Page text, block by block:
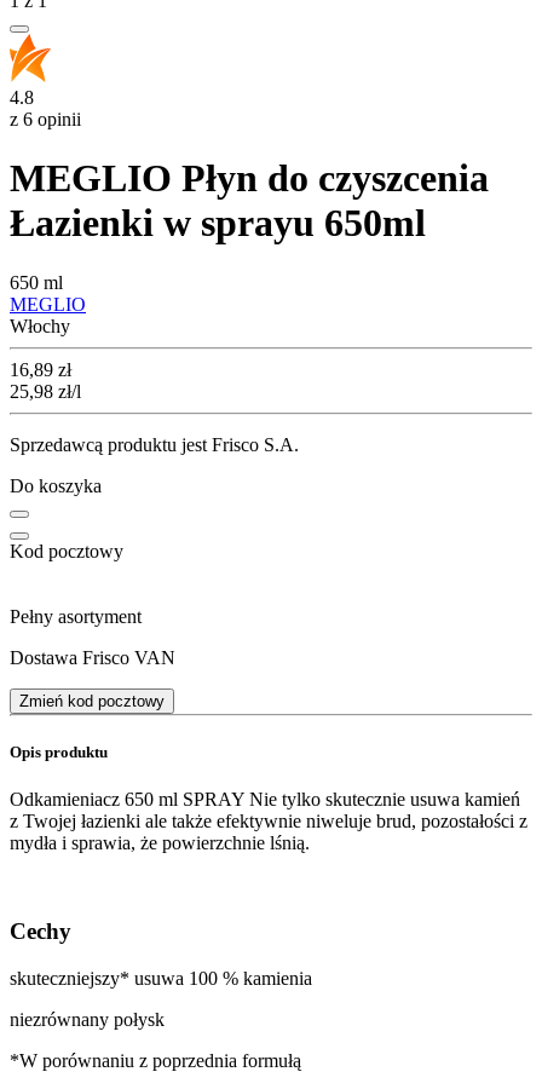
4.8
z 6 opinii
MEGLIO Płyn do czyszcenia
Łazienki w sprayu 650ml
650 ml
MEGLIO
Włochy
Cena
16,89 zł
25,98 zł/l
Sprzedawcą produktu jest Frisco S.A.
Do koszyka
Kod pocztowy
Pełny asortyment
Dostawa Frisco VAN
Zmień kod pocztowy
Opis produktu
Odkamieniacz 650 ml SPRAY Nie tylko skutecznie usuwa kamień
z Twojej łazienki ale także efektywnie niweluje brud, pozostałości z
mydła i sprawia, że powierzchnie lśnią.
Cechy
skuteczniejszy* usuwa 100 % kamienia
niezrównany połysk
*W porównaniu z poprzednia formułą